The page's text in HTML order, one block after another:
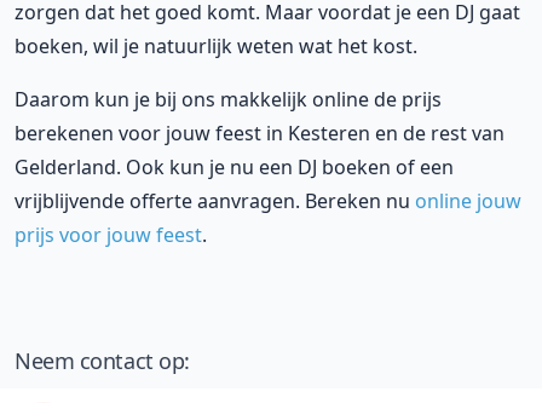
zorgen dat het goed komt. Maar voordat je een DJ gaat
boeken, wil je natuurlijk weten wat het kost.
Daarom kun je bij ons makkelijk online de prijs
berekenen voor jouw feest in Kesteren en de rest van
Gelderland. Ook kun je nu een DJ boeken of een
vrijblijvende offerte aanvragen. Bereken nu online jouw
prijs voor jouw feest.
Neem contact op: